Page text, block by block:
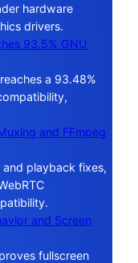
hardware
drivers.
93.5% GNU
a 93.48%
and FFmpeg
playback fixes,
and Screen
fullscreen